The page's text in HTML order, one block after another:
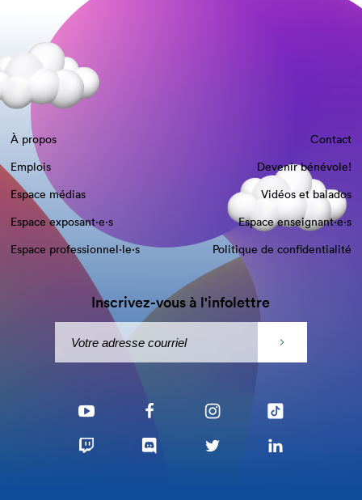
À propos
Contact
Emplois
Devenir bénévole!
Espace médias
Vidéos et balados
Espace exposant·e⋅s
Espace enseignant·e⋅s
Espace professionnel·le⋅s
Politique de confidentialité
Inscrivez-vous à l'infolettre